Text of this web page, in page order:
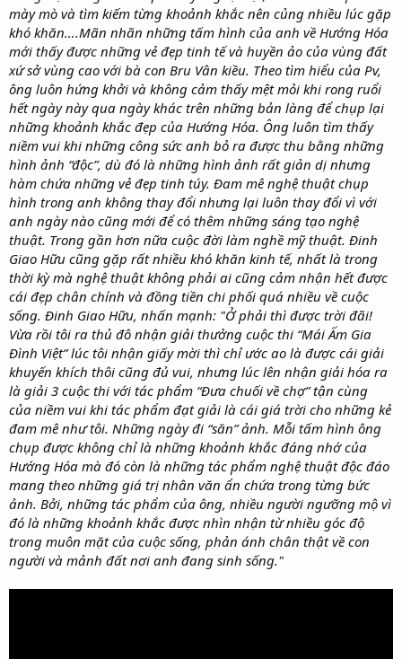
mày mò và tìm kiếm từng khoảnh khắc nên củng nhiều lúc gặp
khó khăn….Mãn nhãn những tấm hình của anh về Hướng Hóa
mới thấy được những vẻ đẹp tinh tế và huyền ảo của vùng đất
xứ sở vùng cao với bà con Bru Vân kiều. Theo tìm hiểu của Pv,
ông luôn hứng khởi và không cảm thấy mệt mỏi khi rong ruổi
hết ngày này qua ngày khác trên những bản làng để chụp lại
những khoảnh khắc đẹp của Hướng Hóa. Ông luôn tìm thấy
niềm vui khi những công sức anh bỏ ra được thu bằng những
hình ảnh “độc”, dù đó là những hình ảnh rất giản dị nhưng
hàm chứa những vẻ đẹp tinh túy. Đam mê nghệ thuật chụp
hình trong anh không thay đổi nhưng lại luôn thay đổi vì với
anh ngày nào cũng mới để có thêm những sáng tạo nghệ
thuật. Trong gần hơn nữa cuộc đời làm nghề mỹ thuật. Đinh
Giao Hữu cũng gặp rất nhiều khó khăn kinh tế, nhất là trong
thời kỳ mà nghệ thuật không phải ai cũng cảm nhận hết được
cái đẹp chân chính và đồng tiền chi phối quá nhiều về cuộc
sống. Đinh Giao Hữu, nhấn mạnh: "Ở phải thì được trời đãi!
Vừa rồi tôi ra thủ đô nhận giải thưởng cuộc thi “Mái Ấm Gia
Đình Việt” lúc tôi nhận giấy mời thì chỉ ước ao là được cái giải
khuyến khích thôi cũng đủ vui, nhưng lúc lên nhận giải hóa ra
là giải 3 cuộc thi với tác phẩm “Đưa chuối về chợ” tận cùng
của niềm vui khi tác phẩm đạt giải là cái giá trời cho những kẻ
đam mê như tôi. Những ngày đi “săn” ảnh. Mỗi tấm hình ông
chụp được không chỉ là những khoảnh khắc đáng nhớ của
Hướng Hóa mà đó còn là những tác phẩm nghệ thuật độc đáo
mang theo những giá trị nhân văn ẩn chứa trong từng bức
ảnh. Bởi, những tác phẩm của ông, nhiều người ngưỡng mộ vì
đó là những khoảnh khắc được nhìn nhận từ nhiều góc độ
trong muôn mặt của cuộc sống, phản ánh chân thật về con
người và mảnh đất nơi anh đang sinh sống."